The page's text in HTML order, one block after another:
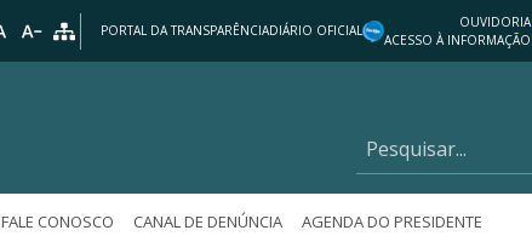
PORTAL DA TRANSPARÊNCIADIÁRIO OFICIAL
OUVIDORIA
ACESSO À INFORMAÇÃO
FALE CONOSCO CANAL DE DENÚNCIA AGENDA DO PRESIDENTE